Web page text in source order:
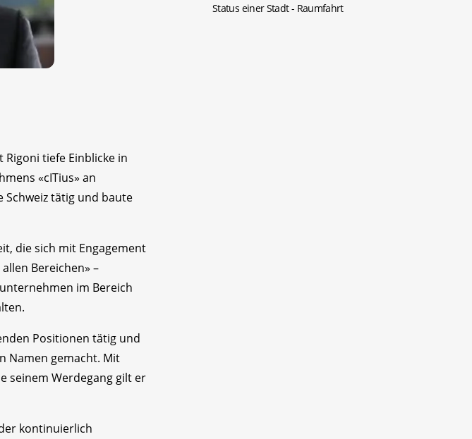
Rigoni tiefe Einblicke in
«cITius» an
Schweiz tätig und baute
die sich mit Engagement
Bereichen» –
im Bereich
Positionen tätig und
Namen gemacht. Mit
seinem Werdegang gilt er
kontinuierlich
Status einer Stadt- Raumfahrt